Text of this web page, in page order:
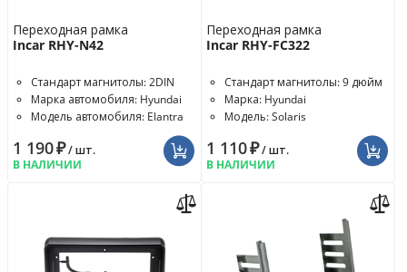
Переходная рамка
Incar RHY-N42
Стандарт магнитолы: 2DIN
Марка автомобиля: Hyundai
Модель автомобиля: Elantra
1 190₽/ шт.
В НАЛИЧИИ
Переходная рамка
Incar RHY-FC322
Стандарт магнитолы: 9 дюйм
Марка: Hyundai
Модель: Solaris
1 110₽/ шт.
В НАЛИЧИИ